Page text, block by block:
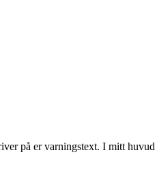
på er varningstext. I mitt